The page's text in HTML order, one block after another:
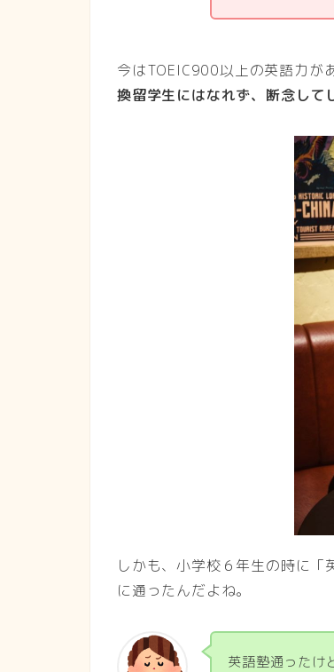
今はTOEIC900以上の英語力が
換留学生にはなれず、断念して
しかも、小学校６年生の時に
に通ったんだよね。
英語塾通ったけ